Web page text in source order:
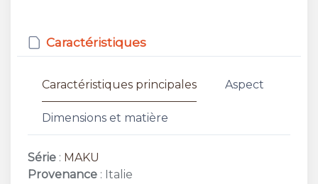
Caractéristiques
Caractéristiques principales Aspect
Dimensions et matière
Série : MAKU
Provenance : Italie